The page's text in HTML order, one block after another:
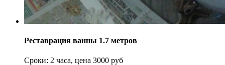
Реставрация ванны 1.7 метров
Сроки: 2 часа, цена 3000 руб